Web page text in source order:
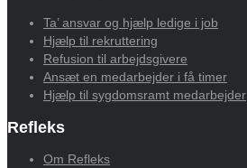
Ta’ ansvar og hjælp ledige i job
Hjælp til rekruttering
Refusion til arbejdsgivere
Ansæt en medarbejder i få timer
Hjælp til sygdomsramt medarbejder
Refleks
Om Refleks